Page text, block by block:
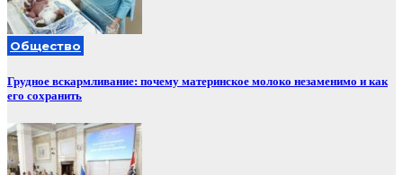
Общество
Грудное вскармливание: почему материнское молоко незаменимо и как
его сохранить